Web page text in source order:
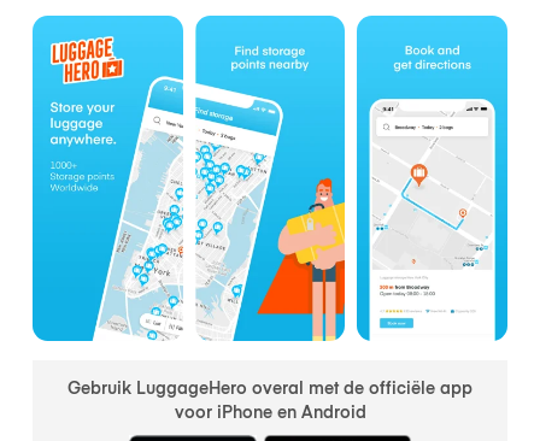
Gebruik LuggageHero overal met de officiële app
voor iPhone en Android